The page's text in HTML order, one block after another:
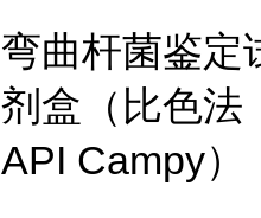
弯曲杆菌鉴定
剂盒（比色法
API Campy）